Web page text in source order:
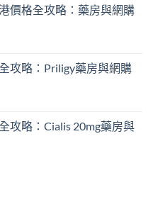
價格全攻略：藥房與網購
攻略：Priligy藥房與網購
攻略：Cialis 20mg藥房與